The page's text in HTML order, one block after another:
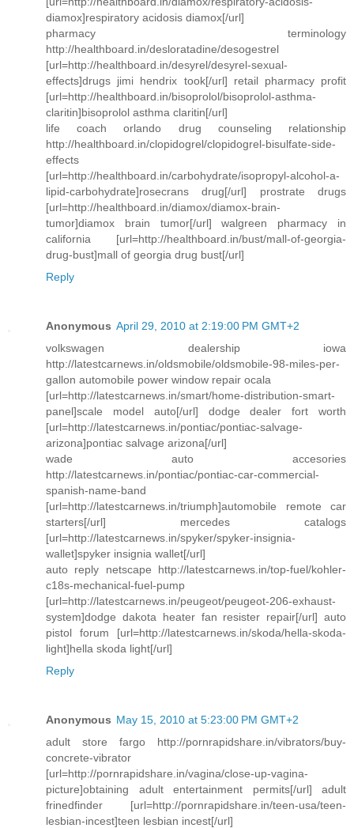
diamox]respiratory acidosis diamox[/url]
pharmacy terminology
http://healthboard.in/desloratadine/desogestrel
[url=http://healthboard.in/desyrel/desyrel-sexual-
effects]drugs jimi hendrix took[/url] retail pharmacy profit
[url=http://healthboard.in/bisoprolol/bisoprolol-asthma-
claritin]bisoprolol asthma claritin[/url]
life coach orlando drug counseling relationship
http://healthboard.in/clopidogrel/clopidogrel-bisulfate-side-
effects
[url=http://healthboard.in/carbohydrate/isopropyl-alcohol-a-
lipid-carbohydrate]rosecrans drug[/url] prostrate drugs
[url=http://healthboard.in/diamox/diamox-brain-
tumor]diamox brain tumor[/url] walgreen pharmacy in
california [url=http://healthboard.in/bust/mall-of-georgia-
drug-bust]mall of georgia drug bust[/url]
Reply
Anonymous April 29, 2010 at 2:19:00 PM GMT+2
volkswagen dealership iowa
http://latestcarnews.in/oldsmobile/oldsmobile-98-miles-per-
gallon automobile power window repair ocala
[url=http://latestcarnews.in/smart/home-distribution-smart-
panel]scale model auto[/url] dodge dealer fort worth
[url=http://latestcarnews.in/pontiac/pontiac-salvage-
arizona]pontiac salvage arizona[/url]
wade auto accesories
http://latestcarnews.in/pontiac/pontiac-car-commercial-
spanish-name-band
[url=http://latestcarnews.in/triumph]automobile remote car
starters[/url] mercedes catalogs
[url=http://latestcarnews.in/spyker/spyker-insignia-
wallet]spyker insignia wallet[/url]
auto reply netscape http://latestcarnews.in/top-fuel/kohler-
c18s-mechanical-fuel-pump
[url=http://latestcarnews.in/peugeot/peugeot-206-exhaust-
system]dodge dakota heater fan resister repair[/url] auto
pistol forum [url=http://latestcarnews.in/skoda/hella-skoda-
light]hella skoda light[/url]
Reply
Anonymous May 15, 2010 at 5:23:00 PM GMT+2
adult store fargo http://pornrapidshare.in/vibrators/buy-
concrete-vibrator
[url=http://pornrapidshare.in/vagina/close-up-vagina-
picture]obtaining adult entertainment permits[/url] adult
frinedfinder [url=http://pornrapidshare.in/teen-usa/teen-
lesbian-incest]teen lesbian incest[/url]